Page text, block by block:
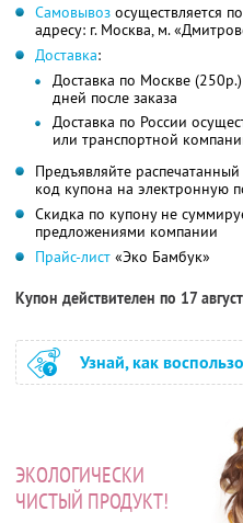
Самовывоз осуществляется
адресу: г. Москвa, м.
Доставка:
Доставка по Москве
дней после заказа
Доставка по России
или транспортной
Предъявляйте
код купона на электронную
Скидка по купону не
предложениями компании
Прайс-лист «Эко Бамбук»
Купон действителен по 17
Узнай, как
ЭКОЛОГИЧЕСКИ
ЧИСТЫЙ ПРОДУКТ!